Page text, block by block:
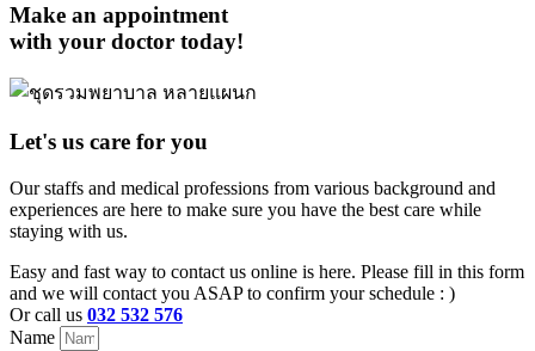
Make an appointment
with your doctor today!
Let's us care for you
Our staffs and medical professions from various background and
experiences are here to make sure you have the best care while
staying with us.
Easy and fast way to contact us online is here. Please fill in this form
and we will contact you ASAP to confirm your schedule : )
Or call us 032 532 576
Name